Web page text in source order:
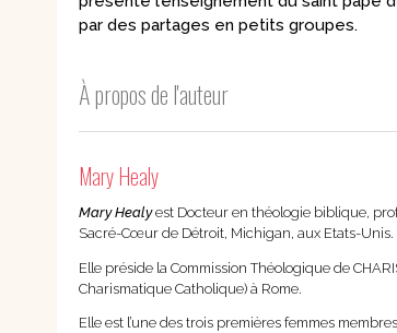
Nouvelles
Saints et amis de Dieu
Vie communautaire et
vie consacrée
Ecologie
par des partages en petits groupes.
À propos de l'auteur
Mary Healy
Mary Healyest Docteur en théologie biblique,
Sacré-Cœur de Détroit, Michigan, aux Etats-Unis.
Elle préside la Commission Théologique de
Charismatique Catholique) à Rome.
Elle est l’une des trois premières femmes